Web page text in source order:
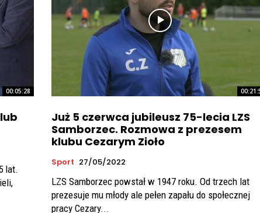
00:05:28
lat.
Już 5 czerwca jubileusz 75-lecia LZS
Samborzec. Rozmowa z prezesem
klubu Cezarym Zioło
Sport 27/05/2022
LZS Samborzec powstał w 1947 roku. Od trzech lat
prezesuje mu młody ale pełen zapału do społecznej
pracy Cezary...